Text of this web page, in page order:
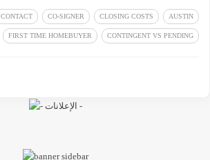
AUSTIN
CLOSING COSTS
CO-SIGNER
CONTACT
CONTINGENT VS PENDING
FIRST TIME HOMEBUYER